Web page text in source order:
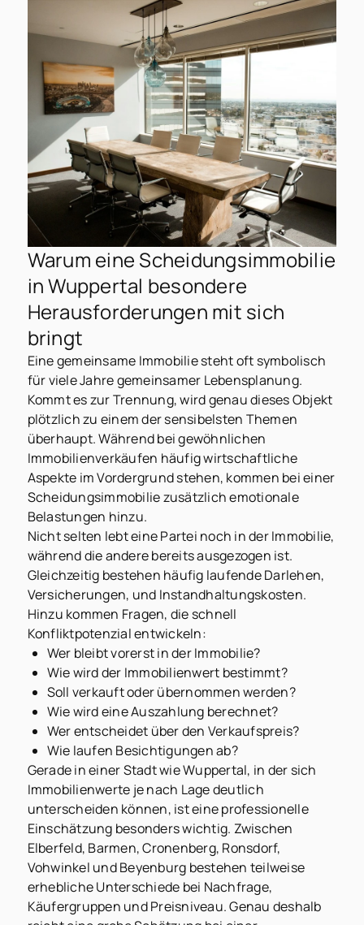
Warum eine Scheidungsimmobilie
in Wuppertal besondere
Herausforderungen mit sich
bringt
Eine gemeinsame Immobilie steht oft symbolisch
für viele Jahre gemeinsamer Lebensplanung.
Kommt es zur Trennung, wird genau dieses Objekt
plötzlich zu einem der sensibelsten Themen
überhaupt. Während bei gewöhnlichen
Immobilienverkäufen häufig wirtschaftliche
Aspekte im Vordergrund stehen, kommen bei einer
Scheidungsimmobilie zusätzlich emotionale
Belastungen hinzu.
Nicht selten lebt eine Partei noch in der Immobilie,
während die andere bereits ausgezogen ist.
Gleichzeitig bestehen häufig laufende Darlehen,
Versicherungen, und Instandhaltungskosten.
Hinzu kommen Fragen, die schnell
Konfliktpotenzial entwickeln:
Wer bleibt vorerst in der Immobilie?
Wie wird der Immobilienwert bestimmt?
Soll verkauft oder übernommen werden?
Wie wird eine Auszahlung berechnet?
Wer entscheidet über den Verkaufspreis?
Wie laufen Besichtigungen ab?
Gerade in einer Stadt wie Wuppertal, in der sich
Immobilienwerte je nach Lage deutlich
unterscheiden können, ist eine professionelle
Einschätzung besonders wichtig. Zwischen
Elberfeld, Barmen, Cronenberg, Ronsdorf,
Vohwinkel und Beyenburg bestehen teilweise
erhebliche Unterschiede bei Nachfrage,
Käufergruppen und Preisniveau. Genau deshalb